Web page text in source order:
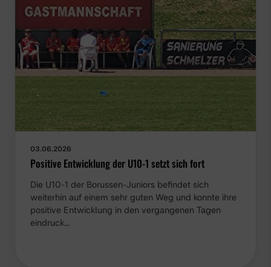
03.06.2026
Positive Entwicklung der U10-1 setzt sich fort
Die U10-1 der Borussen-Juniors befindet sich
weiterhin auf einem sehr guten Weg und konnte ihre
positive Entwicklung in den vergangenen Tagen
eindruck…